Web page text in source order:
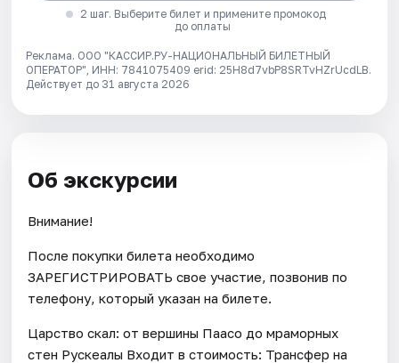
2 шаг. Выберите билет и примените промокод
до оплаты
Реклама. ООО "КАССИР.РУ-НАЦИОНАЛЬНЫЙ БИЛЕТНЫЙ
ОПЕРАТОР", ИНН: 7841075409 erid: 25H8d7vbP8SRTvHZrUcdLB.
Действует до 31 августа 2026
Об экскурсии
Внимание!
После покупки билета необходимо
ЗАРЕГИСТРИРОВАТЬ свое участие, позвонив по
телефону, который указан на билете.
Царство скал: от вершины Паасо до мраморных
стен Рускеалы Входит в стоимость: Трансфер на